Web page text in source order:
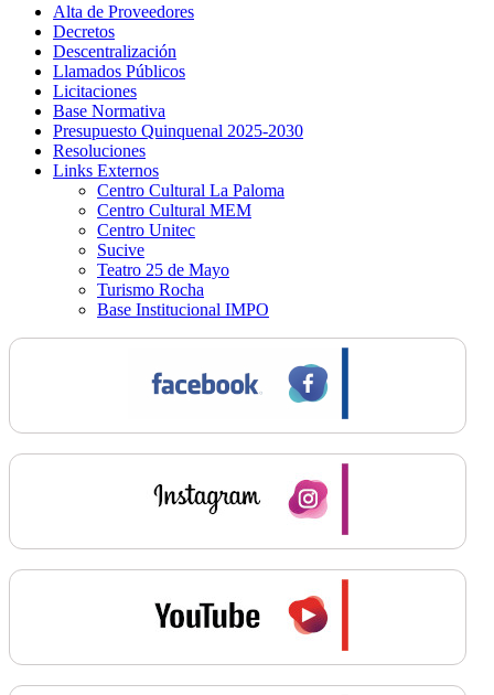
Alta de Proveedores
Decretos
Descentralización
Llamados Públicos
Licitaciones
Base Normativa
Presupuesto Quinquenal 2025-2030
Resoluciones
Links Externos
Centro Cultural La Paloma
Centro Cultural MEM
Centro Unitec
Sucive
Teatro 25 de Mayo
Turismo Rocha
Base Institucional IMPO